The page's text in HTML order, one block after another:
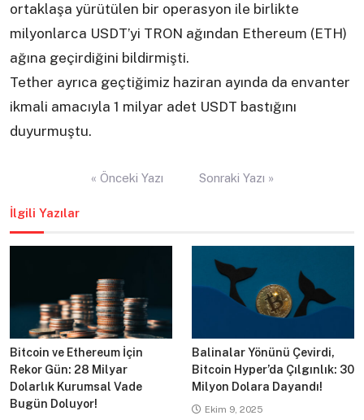
ortaklaşa yürütülen bir operasyon ile birlikte
milyonlarca USDT’yi TRON ağından Ethereum (ETH)
ağına geçirdiğini bildirmişti.
Tether ayrıca geçtiğimiz haziran ayında da envanter
ikmali amacıyla 1 milyar adet USDT bastığını
duyurmuştu.
« Önceki Yazı Sonraki Yazı »
İlgili Yazılar
Bitcoin ve Ethereum İçin
Rekor Gün: 28 Milyar
Dolarlık Kurumsal Vade
Bugün Doluyor!
Balinalar Yönünü Çevirdi,
Bitcoin Hyper’da Çılgınlık: 30
Milyon Dolara Dayandı!
Ekim 9, 2025